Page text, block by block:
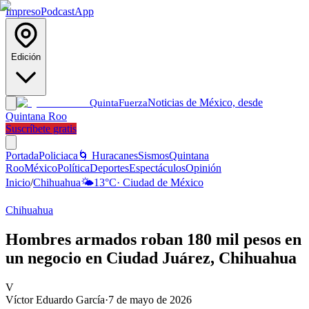
ImpresoPodcastApp
Edición
QuintaFuerzaNoticias de México, desde
Quintana Roo
Suscríbete gratis
PortadaPoliciaca 🌀 HuracanesSismosQuintana
RooMéxicoPolíticaDeportesEspectáculosOpinión
Inicio/Chihuahua🌤️13°C· Ciudad de México
Chihuahua
Hombres armados roban 180 mil pesos en
un negocio en Ciudad Juárez, Chihuahua
V
Víctor Eduardo García·7 de mayo de 2026